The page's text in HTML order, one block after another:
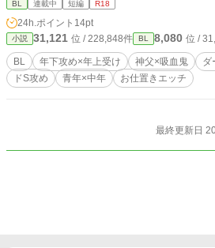
る。 ●ルゴシュ/見た目40代後
程の銀髪・翡翠色の瞳。小柄
（ノスフェラトゥ） 本編：https://www.alphapolis.co.jp/nove
l/922355476/695783966 長く
あらすじをお読みの上でいけ
ものであり、実在するいか
BL 連載中 短編 R18
24h.ポイント 14pt
小説 31,121 位 / 228,848件 BL 8,080 位 /
BL 年下攻め×年上受け 神父×吸血鬼 ダ
ドS攻め
青年×中年 お仕置きエッチ
最終更新日